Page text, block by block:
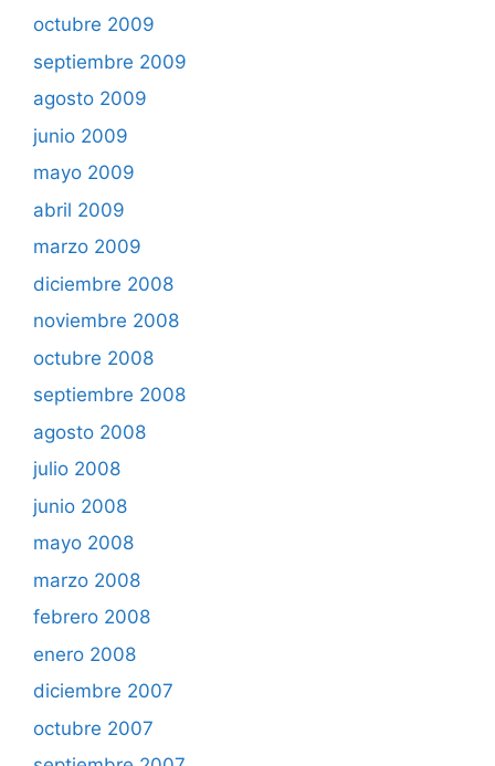
octubre 2009
septiembre 2009
agosto 2009
junio 2009
mayo 2009
abril 2009
marzo 2009
diciembre 2008
noviembre 2008
octubre 2008
septiembre 2008
agosto 2008
julio 2008
junio 2008
mayo 2008
marzo 2008
febrero 2008
enero 2008
diciembre 2007
octubre 2007